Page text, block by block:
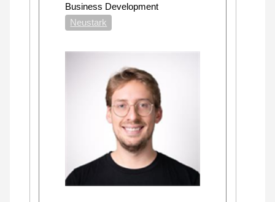
Business Development
Neustark